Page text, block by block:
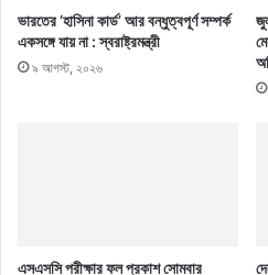
ভারতের ‘হাসিনা কার্ড’ আর বন্ধুত্বপূর্ণ সম্পর্ক
একসঙ্গে যায় না : স্বরাষ্ট্রমন্ত্রী
৯ আগস্ট, ২০২৬
এসএসসি পরীক্ষার ফল প্রকাশ সোমবার